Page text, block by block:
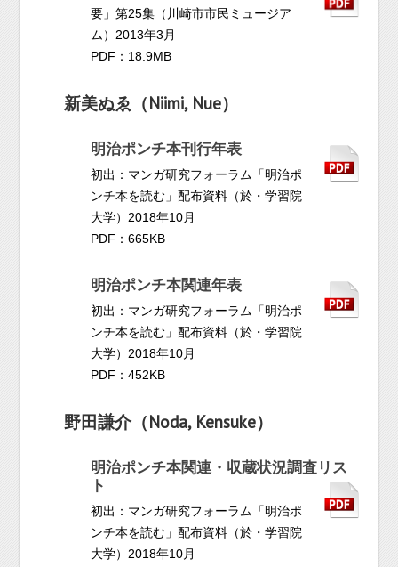
要」第25集（川崎市市民ミュージア
ム）2013年3月
PDF：18.9MB
新美ぬゑ（Niimi, Nue）
明治ポンチ本刊行年表
初出：マンガ研究フォーラム「明治ポ
ンチ本を読む」配布資料（於・学習院
大学）2018年10月
PDF：665KB
明治ポンチ本関連年表
初出：マンガ研究フォーラム「明治ポ
ンチ本を読む」配布資料（於・学習院
大学）2018年10月
PDF：452KB
野田謙介（Noda, Kensuke）
明治ポンチ本関連・収蔵状況調査リス
ト
初出：マンガ研究フォーラム「明治ポ
ンチ本を読む」配布資料（於・学習院
大学）2018年10月